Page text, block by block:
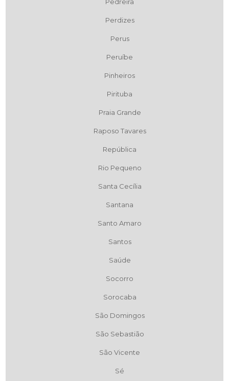
Perdizes
Perus
Peruíbe
Pinheiros
Pirituba
Praia Grande
Raposo Tavares
República
Rio Pequeno
Santa Cecília
Santana
Santo Amaro
Santos
Saúde
Socorro
Sorocaba
São Domingos
São Sebastião
São Vicente
Sé